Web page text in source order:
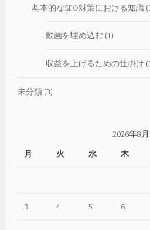
基本的なSEO対策における知識
動画を埋め込む (1)
収益を上げるための仕掛け
未分類 (3)
2026年8月
月
火 水 木
3 4 5 6